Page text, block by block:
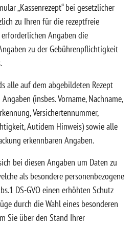
„Kassenrezept“ bei gesetzlicher
zu Ihren für die rezeptfreie
Angaben die
zu der Gebührenpflichtigkeit
alle auf dem abgebildeten Rezept
(insbes. Vorname, Nachname,
Versichertennummer,
Autidem Hinweis) sowie alle
erkennbaren Angaben.
bei diesen Angaben um Daten zu
als besondere personenbezogene
DS-GVO einen erhöhten Schutz
durch die Wahl eines besonderen
Sie über den Stand Ihrer